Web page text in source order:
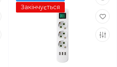
Закінчується